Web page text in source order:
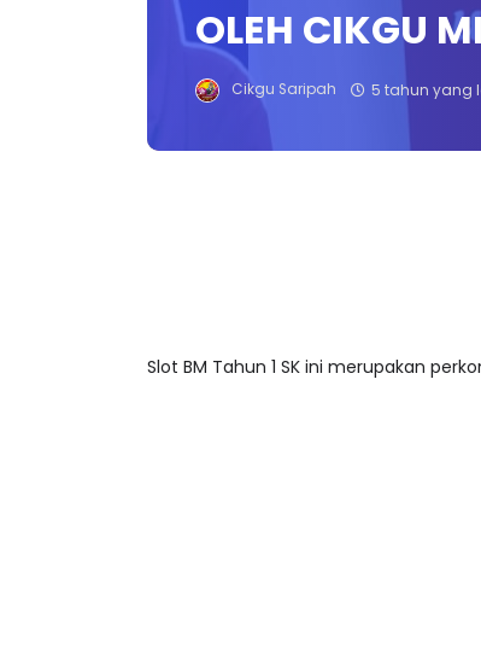
OLEH CIKGU
Cikgu Saripah 5 tahun yang
Slot BM Tahun 1 SK ini merupakan